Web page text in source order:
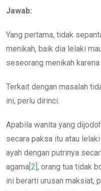
Jawab:
Yang pertama, tidak
menikah, baik dia lelaki
seseorang menikah
Terkait dengan masalah
ini, perlu dirinci.
Apabila wanita yang
secara paksa itu atau
ayah dengan putrinya
agama[2], orang tua tidak
ini berarti urusan maksiat,